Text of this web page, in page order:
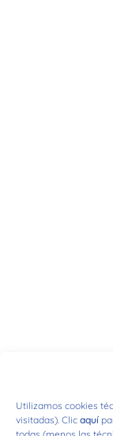
Utilizamos cookies
visitadas). Clic aquí